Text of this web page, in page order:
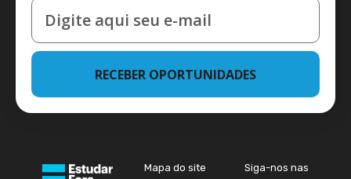
RECEBER OPORTUNIDADES
Mapa do site
Siga-nos nas